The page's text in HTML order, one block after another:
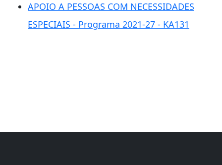
APOIO A PESSOAS COM NECESSIDADES
ESPECIAIS - Programa 2021-27 - KA131